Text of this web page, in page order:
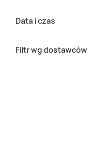
Data i czas
Filtr wg dostawców